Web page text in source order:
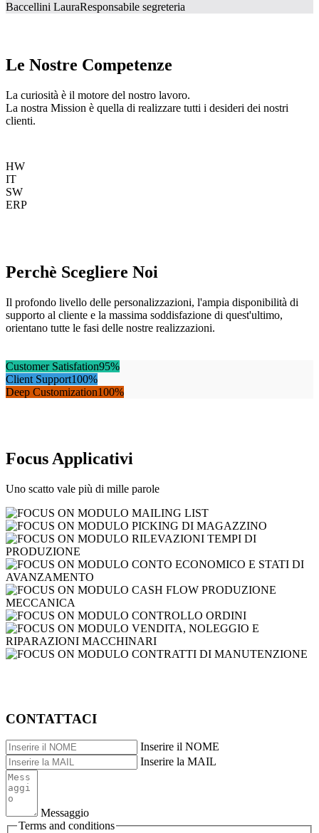
Baccellini LauraResponsabile segreteria
Le Nostre Competenze
La curiosità è il motore del nostro lavoro.
La nostra Mission è quella di realizzare tutti i desideri dei nostri
clienti.
HW
IT
SW
ERP
Perchè Scegliere Noi
Il profondo livello delle personalizzazioni, l'ampia disponibilità di
supporto al cliente e la massima soddisfazione di quest'ultimo,
orientano tutte le fasi delle nostre realizzazioni.
Customer Satisfation95%
Client Support100%
Deep Customization100%
Focus Applicativi
Uno scatto vale più di mille parole
CONTATTACI
Inserire il NOME
Inserire la MAIL
Messaggio
Terms and conditions